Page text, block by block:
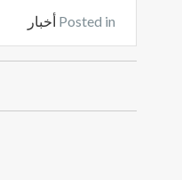
Posted in أخبار